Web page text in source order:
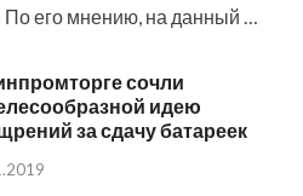
его мнению, на данный …
сочли
идею
за сдачу батареек